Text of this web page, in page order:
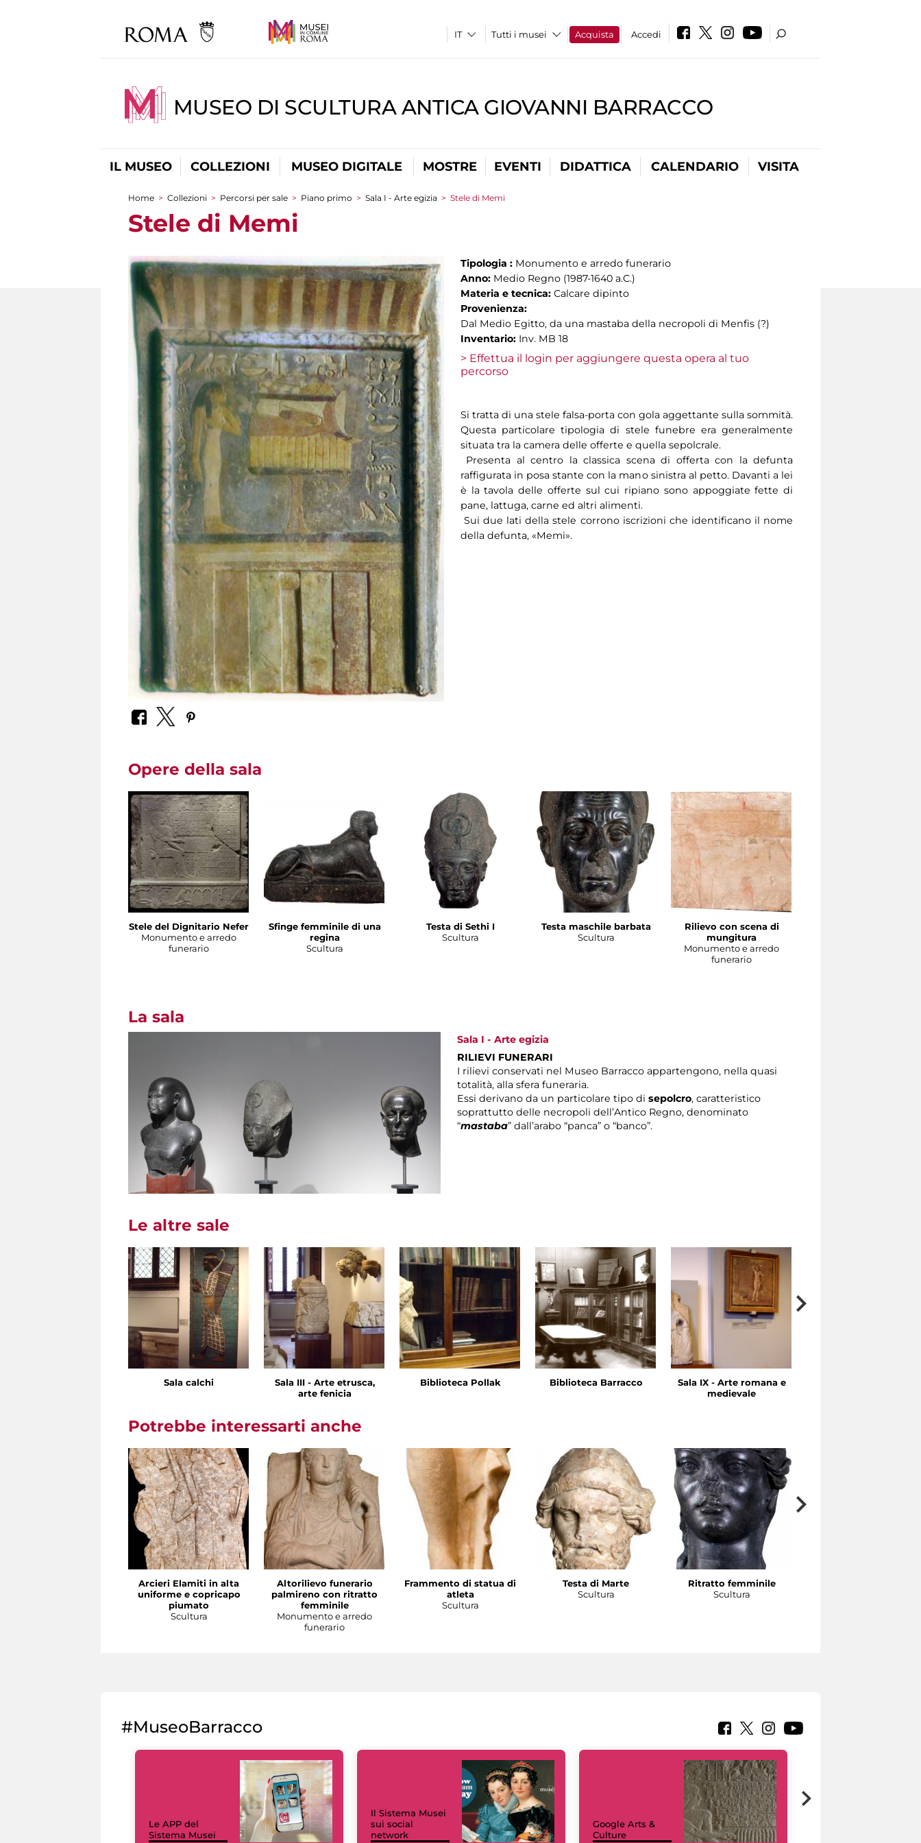
Tutti i musei Acquista Accedi
MUSEO DI SCULTURA ANTICA GIOVANNI BARRACCO
IL MUSEO COLLEZIONI MUSEO DIGITALE MOSTRE EVENTI DIDATTICA CALENDARIO VISITA
Tu sei qui
Home > Collezioni > Percorsi per sale > Piano primo > Sala I - Arte egizia > Stele di Memi
Stele di Memi
Tipologia : Monumento e arredo funerario
Anno: Medio Regno (1987-1640 a.C.)
Materia e tecnica: Calcare dipinto
Provenienza:
Dal Medio Egitto, da una mastaba della necropoli di Menfis (?)
Inventario: Inv. MB 18
> Effettua il login per aggiungere questa opera al tuo
percorso
Si tratta di una stele falsa-porta con gola aggettante sulla sommità.
Questa particolare tipologia di stele funebre era generalmente
situata tra la camera delle offerte e quella sepolcrale.
Presenta al centro la classica scena di offerta con la defunta
raffigurata in posa stante con la mano sinistra al petto. Davanti a lei
è la tavola delle offerte sul cui ripiano sono appoggiate fette di
pane, lattuga, carne ed altri alimenti.
Sui due lati della stele corrono iscrizioni che identificano il nome
della defunta, «Memi».
Opere della sala
Stele del Dignitario Nefer
Monumento e arredo
funerario
Sfinge femminile di una
regina
Scultura
Testa di Sethi I
Scultura
Testa maschile barbata
Scultura
Rilievo con scena di
mungitura
Monumento e arredo
funerario
La sala
Sala I - Arte egizia
RILIEVI FUNERARI
I rilievi conservati nel Museo Barracco appartengono, nella quasi
totalità, alla sfera funeraria.
Essi derivano da un particolare tipo disepolcro, caratteristico
soprattutto delle necropoli dell’Antico Regno, denominato
“mastaba” dall’arabo “panca” o “banco”.
Le altre sale
Sala calchi
Sala III - Arte etrusca,
arte fenicia
Biblioteca Pollak Biblioteca Barracco
Sala IX - Arte romana e
medievale
Potrebbe interessarti anche
Arcieri Elamiti in alta
uniforme e copricapo
piumato
Scultura
Altorilievo funerario
palmireno con ritratto
femminile
Monumento e arredo
funerario
Frammento di statua di
atleta
Scultura
Testa di Marte
Scultura
Ritratto femminile
Scultura
#MuseoBarracco
Le APP del
Sistema Musei
Il Sistema Musei
sui social
network
Google Arts &
Culture